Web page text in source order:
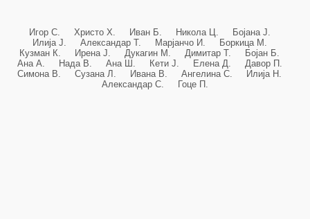
Игор С. Христо Х. Иван Б. Никола Ц. Бојана Ј.
Илија Ј. Александар Т. Марјанчо И. Боркица М.
Кузман К. Ирена Ј. Дукагин М. Димитар Т. Бојан Б.
Ана А. Нада В. Ана Ш. Кети Ј. Елена Д. Давор П.
Симона В. Сузана Л. Ивана В. Ангелина С. Илија Н.
Александар С. Гоце П.